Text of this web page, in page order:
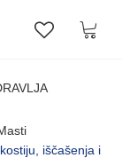
Lista
iščašenja i